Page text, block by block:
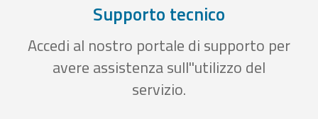
Supporto tecnico
Accedi al nostro portale di supporto per
avere assistenza sull''utilizzo del
servizio.